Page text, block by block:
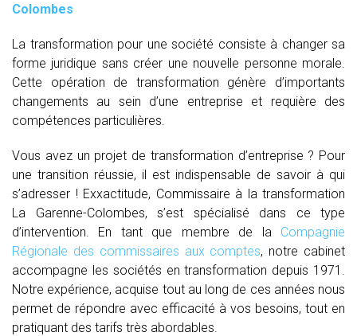
Colombes
La transformation pour une société consiste à changer sa
forme juridique sans créer une nouvelle personne morale.
Cette opération de transformation génère d’importants
changements au sein d’une entreprise et requière des
compétences particulières.
Vous avez un projet de transformation d’entreprise ? Pour
une transition réussie, il est indispensable de savoir à qui
s’adresser ! Exxactitude, Commissaire à la transformation
La Garenne-Colombes, s’est spécialisé dans ce type
d’intervention. En tant que membre de la Compagnie
Régionale des commissaires aux comptes, notre cabinet
accompagne les sociétés en transformation depuis 1971.
Notre expérience, acquise tout au long de ces années nous
permet de répondre avec efficacité à vos besoins, tout en
pratiquant des tarifs très abordables.